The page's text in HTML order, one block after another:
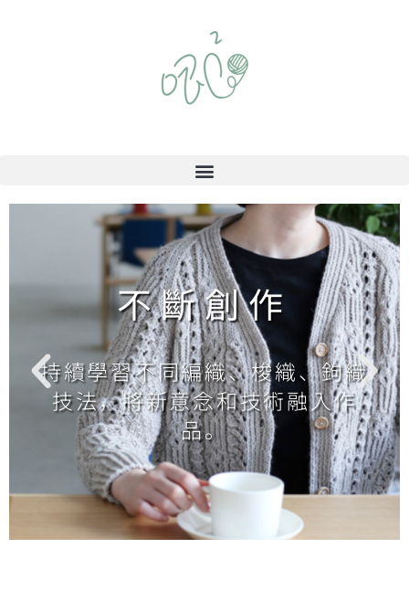
不斷創作
持續學習不同編織、梭織、鉤織
技法，將新意念和技術融入作
品。